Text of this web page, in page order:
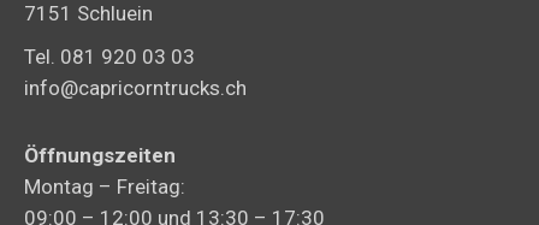
7151 Schluein
Tel. 081 920 03 03
info@capricorntrucks.ch
Öffnungszeiten
Montag – Freitag:
09:00 – 12:00 und 13:30 – 17:30